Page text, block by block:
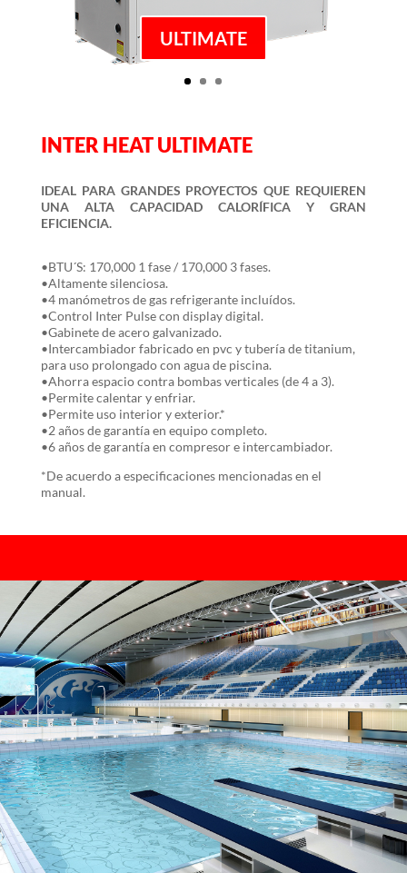
ULTIMATE
INTER HEAT ULTIMATE
IDEAL PARA GRANDES PROYECTOS QUE REQUIEREN
UNA ALTA CAPACIDAD CALORÍFICA Y GRAN
EFICIENCIA.
•BTU´S: 170,000 1 fase / 170,000 3 fases.
•Altamente silenciosa.
•4 manómetros de gas refrigerante incluídos.
•Control Inter Pulse con display digital.
•Gabinete de acero galvanizado.
•Intercambiador fabricado en pvc y tubería de titanium,
para uso prolongado con agua de piscina.
•Ahorra espacio contra bombas verticales (de 4 a 3).
•Permite calentar y enfriar.
•Permite uso interior y exterior.*
•2 años de garantía en equipo completo.
•6 años de garantía en compresor e intercambiador.
*De acuerdo a especificaciones mencionadas en el
manual.